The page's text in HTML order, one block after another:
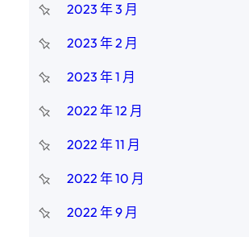
2023 年 3 月
2023 年 2 月
2023 年 1 月
2022 年 12 月
2022 年 11 月
2022 年 10 月
2022 年 9 月